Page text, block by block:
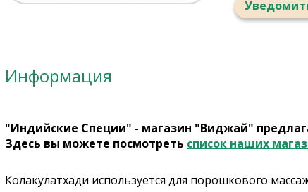
Информация
"Индийские Специи" - магазин "Виджай"
Здесь вы можете посмотреть список наших
Колакулатхади используется для порошкового